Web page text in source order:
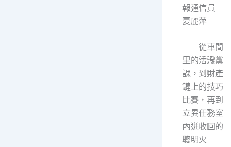
報通信員
夏麗萍
從車間
里的活潑黨
課，到財產
鏈上的技巧
比賽，再到
立異任務室
內迸收回的
聰明火